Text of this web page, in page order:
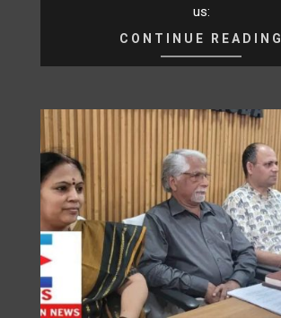
us:
CONTINUE READING